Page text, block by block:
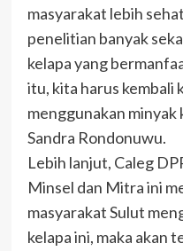
masyarakat lebih
penelitian banyak
kelapa yang
itu, kita harus kembali
menggunakan minyak
Sandra Rondonuwu.
Lebih lanjut, Caleg
Minsel dan Mitra ini
masyarakat Sulut
kelapa ini, maka akan